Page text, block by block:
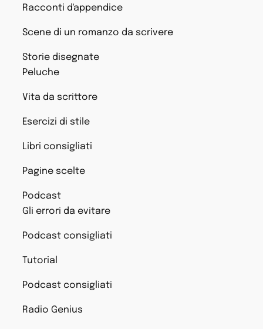
Racconti d'appendice
Scene di un romanzo da scrivere
Storie disegnate
Peluche
Vita da scrittore
Esercizi di stile
Libri consigliati
Pagine scelte
Podcast
Gli errori da evitare
Podcast consigliati
Tutorial
Podcast consigliati
Radio Genius